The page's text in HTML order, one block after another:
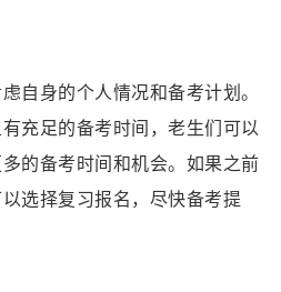
自身的个人情况和备考计划。
充足的备考时间，老生们可以
的备考时间和机会。如果之前
选择复习报名，尽快备考提